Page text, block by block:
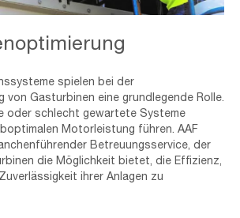
spielen bei der
von Gasturbinen eine grundlegende Rolle.
oder schlecht gewartete Systeme
Motorleistung führen. AAF
Betreuungsservice, der
die Möglichkeit bietet, die Effizienz,
ihrer Anlagen zu